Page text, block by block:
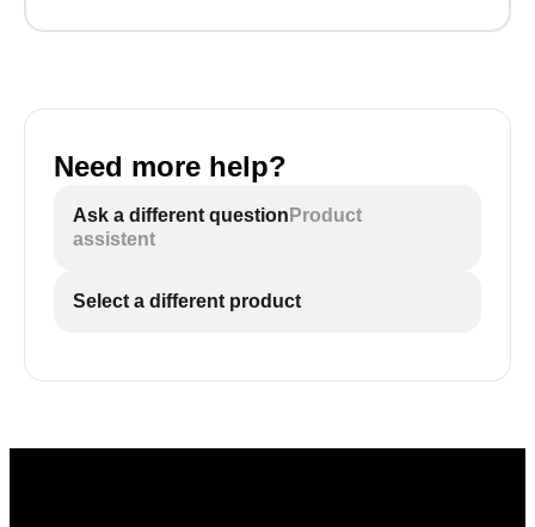
Need more help?
Ask a different question Product
assistent
Select a different product